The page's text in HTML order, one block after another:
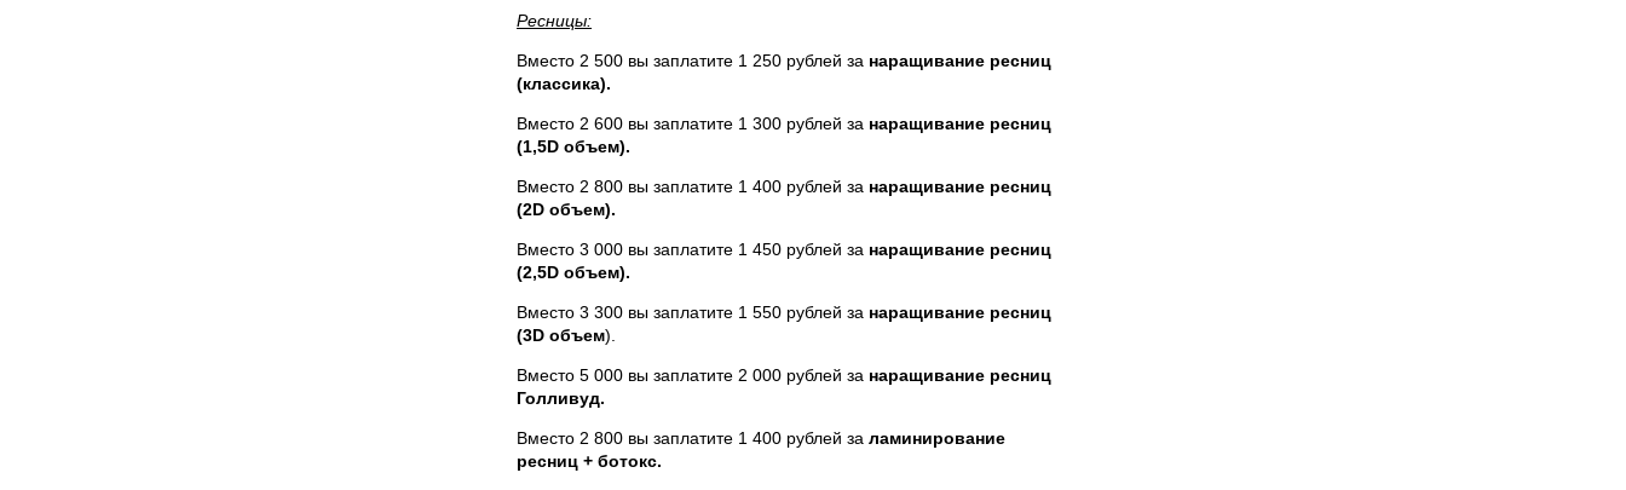
Ресницы:
Вместо 2 500 вы заплатите 1 250 рублей за наращивание ресниц
(классика).
Вместо 2 600 вы заплатите 1 300 рублей за наращивание ресниц
(1,5D объем).
Вместо 2 800 вы заплатите 1 400 рублей за наращивание ресниц
(2D объем).
Вместо 3 000 вы заплатите 1 450 рублей за наращивание ресниц
(2,5D объем).
Вместо 3 300 вы заплатите 1 550 рублей за наращивание ресниц
(3D объем).
Вместо 5 000 вы заплатите 2 000 рублей за наращивание ресниц
Голливуд.
Вместо 2 800 вы заплатите 1 400 рублей за ламинирование
ресниц + ботокс.